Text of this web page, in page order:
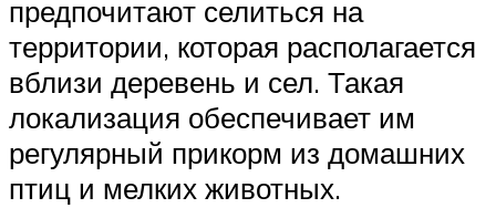
предпочитают селиться на
территории, которая располагается
вблизи деревень и сел. Такая
локализация обеспечивает им
регулярный прикорм из домашних
птиц и мелких животных.